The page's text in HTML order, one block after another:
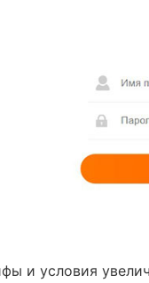
и условия